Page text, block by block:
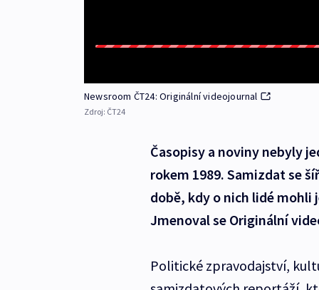
Newsroom ČT24: Originální videojournal
Zdroj: ČT24
Časopisy a noviny nebyly
rokem 1989. Samizdat se
době, kdy o nich lidé mohli
Jmenoval se Originální
Politické zpravodajství,